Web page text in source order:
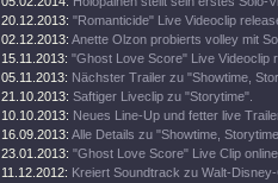
20.12.2013: "Romanticide" Live Videoclip
02.12.2013: Anette Olzon probierts volley mit
15.11.2013: "Ghost Love Score" Live Videoclip
05.11.2013: Nächster Trailer zu "Showtime,
21.10.2013: Saftiger Liveclip zu "Storytime".
10.10.2013: Neues Line-Up und fetter live
16.09.2013: Alle Details zu "Showtime,
23.01.2013: "Ghost Love Score" Live Clip
11.12.2012: Kreiert Soundtrack zu Walt-